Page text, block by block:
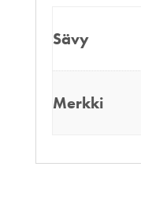
Sävy
Merkki